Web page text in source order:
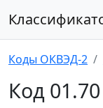
Коды ОКВЭД-2
Код